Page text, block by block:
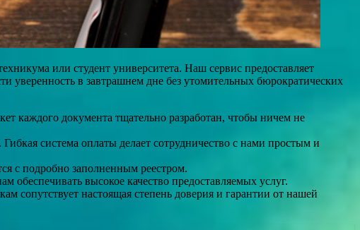
или студент университета. Наш сервис предоставляет
в завтрашнем дне без утомительных бюрократических
каждого документа тщательно разработан, чтобы ничем не
система оплаты делает сотрудничество с нами простым и
с подробно заполненным реестром.
обеспечивать высокое качество предоставляемых услуг.
сопутствует настоящая степень доверия и гарантии от нашей